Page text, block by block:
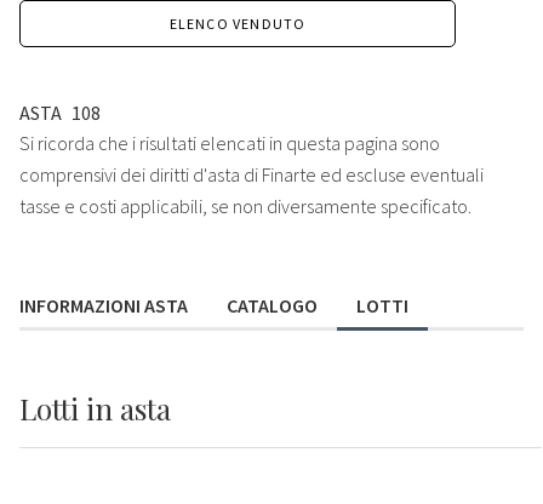
ELENCO VENDUTO
ASTA 108
Si ricorda che i risultati elencati in questa pagina sono
comprensivi dei diritti d'asta di Finarte ed escluse eventuali
tasse e costi applicabili, se non diversamente specificato.
INFORMAZIONI ASTA CATALOGO LOTTI
Lotti in asta